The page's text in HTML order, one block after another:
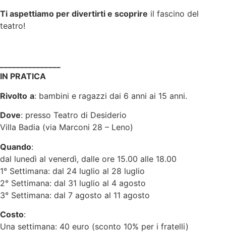
Ti aspettiamo per divertirti e scoprire il fascino del
teatro!
IN PRATICA
Rivolto a: bambini e ragazzi dai 6 anni ai 15 anni.
Dove: presso Teatro di Desiderio
Villa Badia (via Marconi 28 – Leno)
Quando:
dal lunedì al venerdì, dalle ore 15.00 alle 18.00
1° Settimana: dal 24 luglio al 28 luglio
2° Settimana: dal 31 luglio al 4 agosto
3° Settimana: dal 7 agosto al 11 agosto
Costo:
Una settimana: 40 euro (sconto 10% per i fratelli)